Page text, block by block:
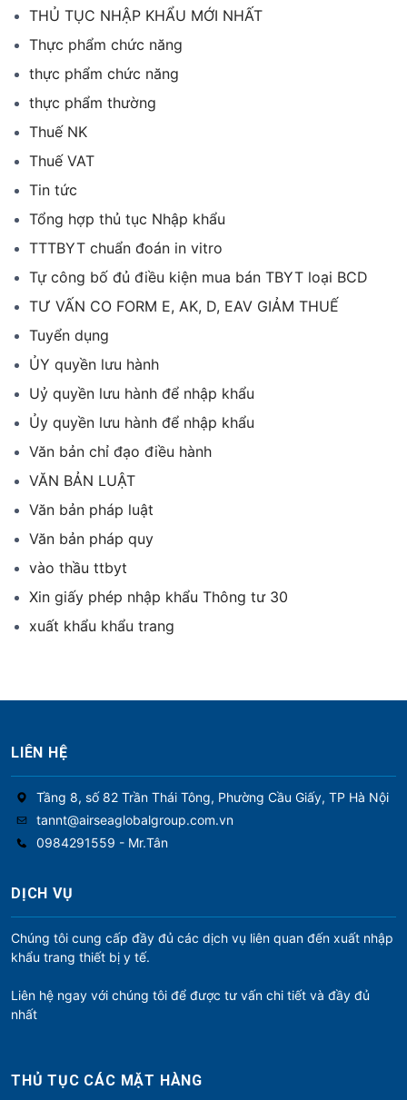
THỦ TỤC NHẬP KHẨU MỚI NHẤT
Thực phẩm chức năng
thực phẩm chức năng
thực phẩm thường
Thuế NK
Thuế VAT
Tin tức
Tổng hợp thủ tục Nhập khẩu
TTTBYT chuẩn đoán in vitro
Tự công bố đủ điều kiện mua bán TBYT loại BCD
TƯ VẤN CO FORM E, AK, D, EAV GIẢM THUẾ
Tuyển dụng
ỦY quyền lưu hành
Uỷ quyền lưu hành để nhập khẩu
Ủy quyền lưu hành để nhập khẩu
Văn bản chỉ đạo điều hành
VĂN BẢN LUẬT
Văn bản pháp luật
Văn bản pháp quy
vào thầu ttbyt
Xin giấy phép nhập khẩu Thông tư 30
xuất khẩu khẩu trang
LIÊN HỆ
Tầng 8, số 82 Trần Thái Tông, Phường Cầu Giấy, TP Hà Nội
tannt@airseaglobalgroup.com.vn
0984291559 - Mr.Tân
DỊCH VỤ
Chúng tôi cung cấp đầy đủ các dịch vụ liên quan đến xuất nhập
khẩu trang thiết bị y tế.
Liên hệ ngay với chúng tôi để được tư vấn chi tiết và đầy đủ
nhất
THỦ TỤC CÁC MẶT HÀNG